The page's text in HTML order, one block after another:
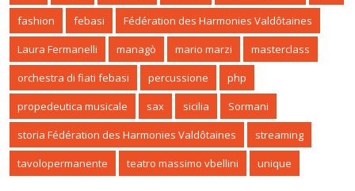
fashion
febasi
Fédération des Harmonies Valdôtaines
Laura Fermanelli
managò mario marzi
masterclass
orchestra di fiati febasi
percussione
php
propedeutica musicale
sax sicilia
Sormani
storia Fédération des Harmonies Valdôtaines
streaming
tavolopermanente
teatro massimo vbellini unique